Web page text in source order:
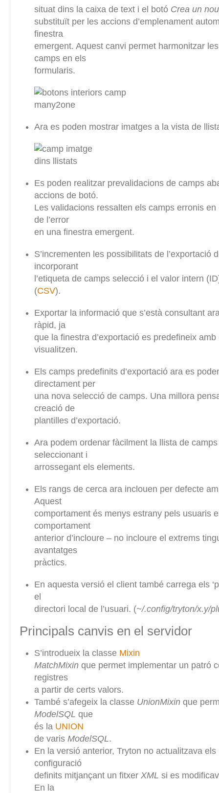
situat dins la caixa de text i el botó Crea un
substituït per les accions d’emplenament
finestra
emergent. Aquest canvi permet harmonitzar
camps en els
formularis.
Ara es poden mostrar imatges a la vista de
Es poden realitzar prevalidacions de camps
accions de botó.
Les validacions ressalten els camps erronis en
de l’error
en una finestra emergent.
S’incrementen les possibilitats de l’exportació
incorporant
l’etiqueta de camps selecció i el valor intern
(CSV).
Exportar la informació que s’està consultant
ràpid, ja
que la finestra d’exportació es predefineix
visualitzen.
Els camps predefinits d’exportació ara es
directament per
una nova selecció de camps. Una millora
creació de
plantilles d’exportació.
Ara podem ordenar fàcilment la llista de
seleccionant i
arrossegant els elements.
Els rangs de cerca ara inclouen per defecte
Aquest
comportament és menys estrany pels usuaris
comportament
anterior d’incloure – no incloure el extrems
avantatges
pràctics.
En aquesta versió el client també carrega els
el
directori local de l’usuari. (~/.config/tryton/x.y/
Principals canvis en el servidor
S’introdueix la classe Mixin
MatchMixin que permet implementar un patró
registres
a partir de certs valors.
També s’afegeix la classe UnionMixin que
ModelSQL que
és la UNION
de varis ModelSQL.
En la versió anterior, Tryton no actualitzava
configuració
definits mitjançant un fitxer XML si es
En la